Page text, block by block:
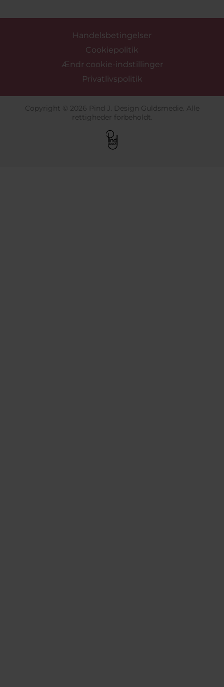
Handelsbetingelser
Cookiepolitik
Ændr cookie-indstillinger
Privatlivspolitik
Copyright © 2026 Pind J. Design Guldsmedie. Alle
rettigheder forbeholdt.